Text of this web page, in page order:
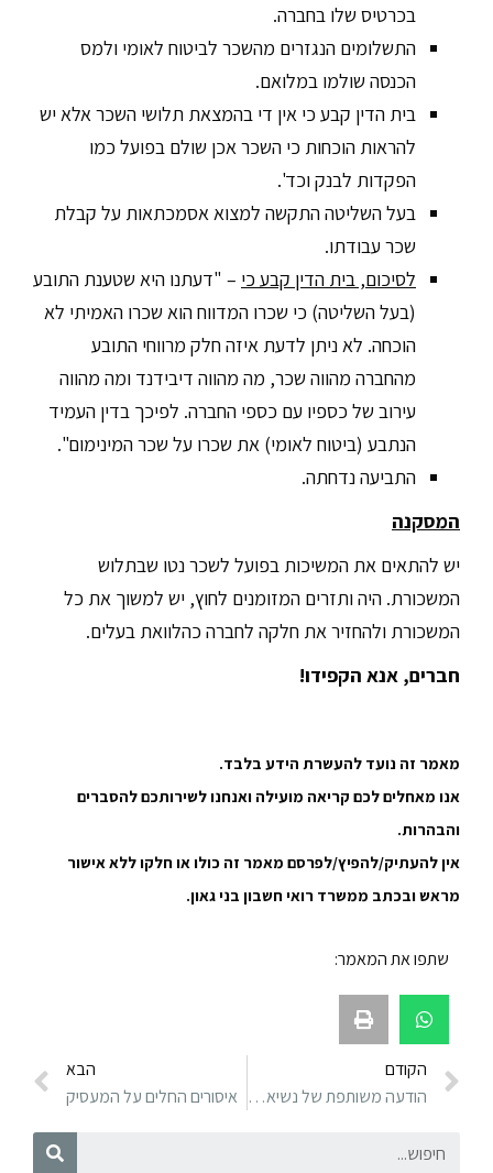
בכרטיס שלו בחברה.
התשלומים הנגזרים מהשכר לביטוח לאומי ולמס
הכנסה שולמו במלואם.
בית הדין קבע כי אין די בהמצאת תלושי השכר אלא יש
להראות הוכחות כי השכר אכן שולם בפועל כמו
הפקדות לבנק וכד'.
בעל השליטה התקשה למצוא אסמכתאות על קבלת
שכר עבודתו.
לסיכום, בית הדין קבע כי – "דעתנו היא שטענת התובע
(בעל השליטה) כי שכרו המדווח הוא שכרו האמיתי לא
הוכחה. לא ניתן לדעת איזה חלק מרווחי התובע
מהחברה מהווה שכר, מה מהווה דיבידנד ומה מהווה
עירוב של כספיו עם כספי החברה. לפיכך בדין העמיד
הנתבע (ביטוח לאומי) את שכרו על שכר המינימום".
התביעה נדחתה.
המסקנה
יש להתאים את המשיכות בפועל לשכר נטו שבתלוש
המשכורת. היה ותזרים המזומנים לחוץ, יש למשוך את כל
המשכורת ולהחזיר את חלקה לחברה כהלוואת בעלים.
חברים, אנא הקפידו!
מאמר זה נועד להעשרת הידע בלבד.
אנו מאחלים לכם קריאה מועילה ואנחנו לשירותכם להסברים
והבהרות.
אין להעתיק/להפיץ/לפרסם מאמר זה כולו או חלקו ללא אישור
מראש ובכתב ממשרד רואי חשבון בני גאון.
שתפו את המאמר:
הקודם
הודעה משותפת של נשיאות המגזר העסקי בישראל וההסתדרות הכללית, בדבר עבודת עובדים לא מחוסנים המקבלים קהל
הבא
איסורים החלים על המעסיק